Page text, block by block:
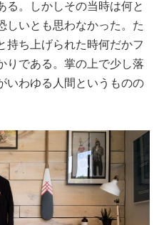
る。しかしその当時は何と
しいとも思わなかった。た
持ち上げられた時何だかフ
りである。掌の上で少し落
いわゆる人間というものの